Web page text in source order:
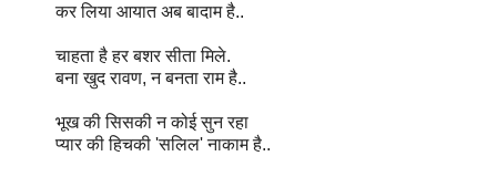
कर लिया आयात अब बादाम है..
चाहता है हर बशर सीता मिले.
बना खुद रावण, न बनता राम है..
भूख की सिसकी न कोई सुन रहा
प्यार की हिचकी 'सलिल' नाकाम है..